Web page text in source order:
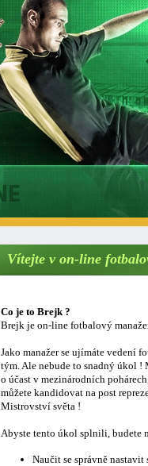
Vítejte v on-line
Co je to Brejk ?
Brejk je on-line fotbalový
Jako manažer se ujímáte vedení
tým. Ale nebude to snadný úkol !
o účast v mezinárodních
můžete kandidovat na post
Mistrovství světa !
Abyste tento úkol splnili, budete
Naučit se správně nastavit